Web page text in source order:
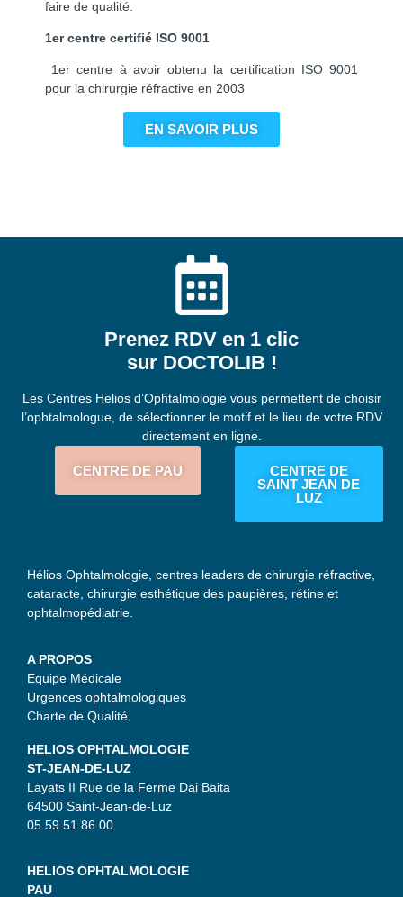
faire de qualité.
1er centre certifié ISO 9001
1er centre à avoir obtenu la certification ISO 9001
pour la chirurgie réfractive en 2003
EN SAVOIR PLUS
Prenez RDV en 1 clic
sur DOCTOLIB !
Les Centres Helios d’Ophtalmologie vous permettent de choisir
l’ophtalmologue, de sélectionner le motif et le lieu de votre RDV
directement en ligne.
CENTRE DE PAU
CENTRE DE
SAINT JEAN DE
LUZ
Hélios Ophtalmologie, centres leaders de chirurgie réfractive,
cataracte, chirurgie esthétique des paupières, rétine et
ophtalmopédiatrie.
A PROPOS
Equipe Médicale
Urgences ophtalmologiques
Charte de Qualité
HELIOS OPHTALMOLOGIE
ST-JEAN-DE-LUZ
Layats II Rue de la Ferme Dai Baita
64500 Saint-Jean-de-Luz
05 59 51 86 00
HELIOS OPHTALMOLOGIE
PAU